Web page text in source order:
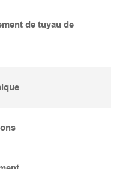
de tuyau de